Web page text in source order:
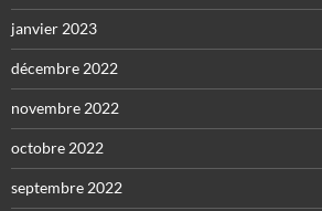
janvier 2023
décembre 2022
novembre 2022
octobre 2022
septembre 2022